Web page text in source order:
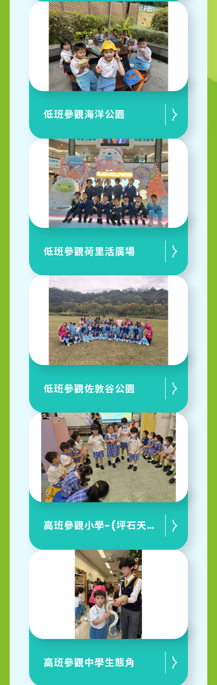
低班參觀海洋公園
低班參觀荷里活廣場
低班參觀佐敦谷公園
高班參觀小學-(坪石天主教小學)
高班參觀中學生態角